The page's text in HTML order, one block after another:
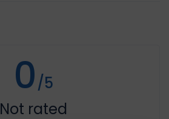
0/5
Not rated